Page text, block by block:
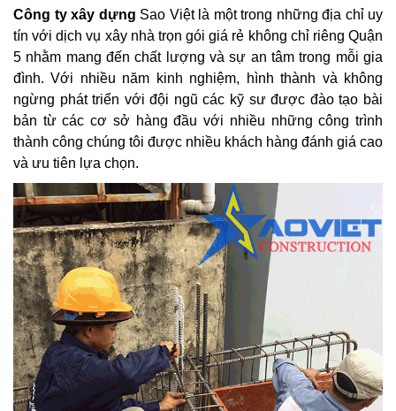
Công ty xây dựng Sao Việt là một trong những địa chỉ uy
tín với dịch vụ xây nhà trọn gói giá rẻ không chỉ riêng Quận
5 nhằm mang đến chất lượng và sự an tâm trong mỗi gia
đình. Với nhiều năm kinh nghiệm, hình thành và không
ngừng phát triển với đội ngũ các kỹ sư được đào tạo bài
bản từ các cơ sở hàng đầu với nhiều những công trình
thành công chúng tôi được nhiều khách hàng đánh giá cao
và ưu tiên lựa chọn.